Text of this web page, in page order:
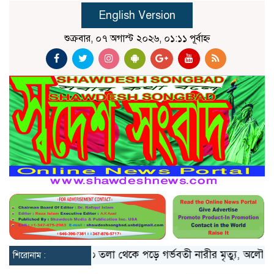
English Version
শুক্রবার, ০৭ অগাস্ট ২০২৬, ০১:১১ পূর্বাহ্ন
শিরোনাম :
মিয়ানমার ১০ তলা থেকে পড়ে গর্ভবতী নারীর মৃত্যু,